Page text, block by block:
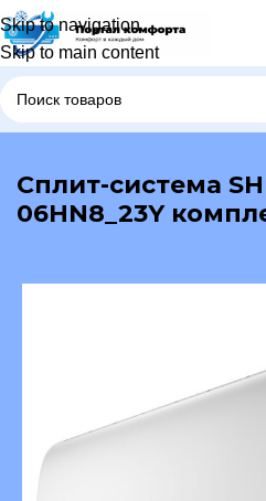
Skip to navigation
Skip to main content
В каталог
Сплит-система
06HN8_23Y